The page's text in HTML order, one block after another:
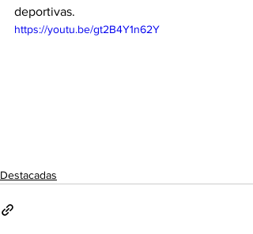
deportivas.
https://youtu.be/gt2B4Y1n62Y
Destacadas